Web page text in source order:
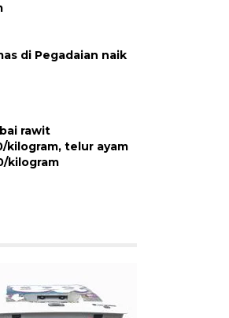
di Pegadaian naik
rawit
kilogram, telur ayam
kilogram